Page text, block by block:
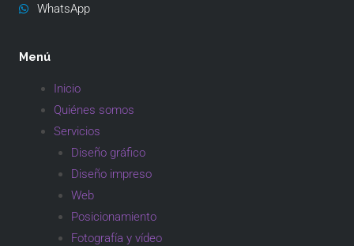
WhatsApp
Menú
Inicio
Quiénes somos
Servicios
Diseño gráfico
Diseño impreso
Web
Posicionamiento
Fotografía y vídeo